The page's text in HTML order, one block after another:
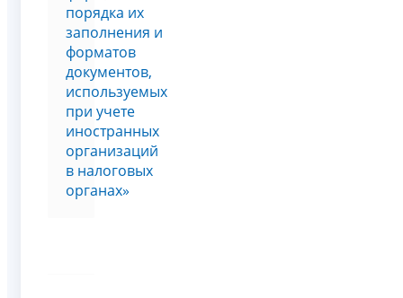
порядка их
заполнения и
форматов
документов,
используемых
при учете
иностранных
организаций
в налоговых
органах»